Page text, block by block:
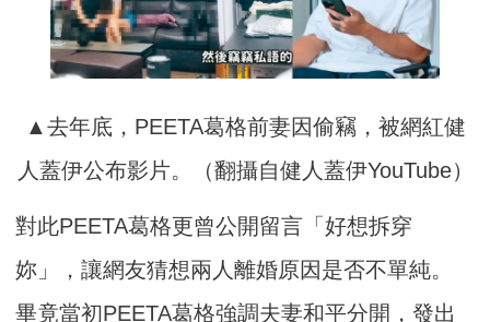
▲去年底，PEETA葛格前妻因偷竊，被網紅健
人蓋伊公布影片。（翻攝自健人蓋伊YouTube）
對此PEETA葛格更曾公開留言「好想拆穿
妳」，讓網友猜想兩人離婚原因是否不單純。
畢竟當初PEETA葛格強調夫妻和平分開，發出